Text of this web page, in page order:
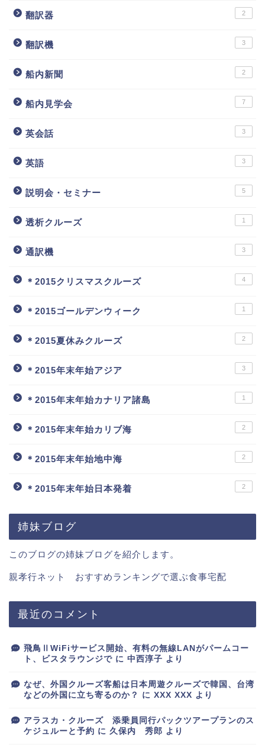
翻訳器 2
翻訳機 3
船内新聞 2
船内見学会 7
英会話 3
英語 3
説明会・セミナー 5
透析クルーズ 1
通訳機 3
＊2015クリスマスクルーズ 4
＊2015ゴールデンウィーク 1
＊2015夏休みクルーズ 2
＊2015年末年始アジア 3
＊2015年末年始カナリア諸島 1
＊2015年末年始カリブ海 2
＊2015年末年始地中海 2
＊2015年末年始日本発着 2
姉妹ブログ
このブログの姉妹ブログを紹介します。
親孝行ネット おすすめランキングで選ぶ食事宅配
最近のコメント
飛鳥ⅡWiFiサービス開始、有料の無線LANがパームコー
ト、ビスタラウンジで に 中西淳子 より
なぜ、外国クルーズ客船は日本周遊クルーズで韓国、台湾
などの外国に立ち寄るのか？
に XXX XXX より
アラスカ・クルーズ 添乗員同行パックツアープランのス
ケジュルーと予約 に 久保内 秀郎 より